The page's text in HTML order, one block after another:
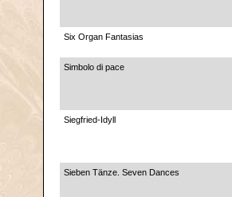
Six Organ Fantasias
Simbolo di pace
Siegfried-Idyll
Sieben Tänze. Seven Dances